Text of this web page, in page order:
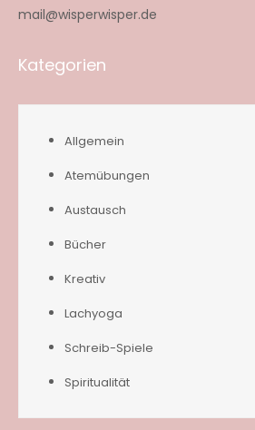
mail@wisperwisper.de
Kategorien
Allgemein
Atemübungen
Austausch
Bücher
Kreativ
Lachyoga
Schreib-Spiele
Spiritualität